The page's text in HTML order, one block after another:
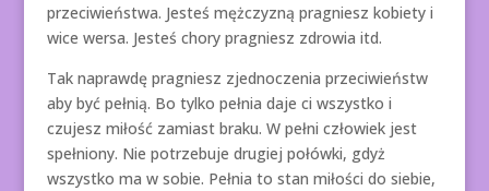
przeciwieństwa. Jesteś mężczyzną pragniesz kobiety i
wice wersa. Jesteś chory pragniesz zdrowia itd.
Tak naprawdę pragniesz zjednoczenia przeciwieństw
aby być pełnią. Bo tylko pełnia daje ci wszystko i
czujesz miłość zamiast braku. W pełni człowiek jest
spełniony. Nie potrzebuje drugiej połówki, gdyż
wszystko ma w sobie. Pełnia to stan miłości do siebie,